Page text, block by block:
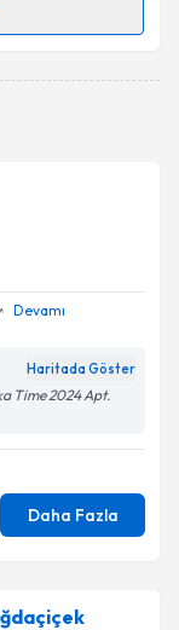
randevu
belirtilen
Devamı
Haritada Göster
Time 2024 Apt.
Daha Fazla